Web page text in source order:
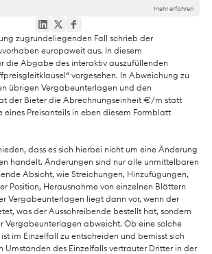
Mehr erfahren
zugrundeliegenden Fall schrieb der
europaweit aus. In diesem
die Abgabe des interaktiv auszufüllenden
vorgesehen. In Abweichung zu
übrigen Vergabeunterlagen und den
der Bieter die Abrechnungseinheit €/m statt
Preisanteils in eben diesem Formblatt
dass es sich hierbei nicht um eine Änderung
handelt. Änderungen sind nur alle unmittelbaren
Absicht, wie Streichungen, Hinzufügungen,
Position, Herausnahme von einzelnen Blättern
Vergabeunterlagen liegt dann vor, wenn der
was der Ausschreibende bestellt hat, sondern
Vergabeunterlagen abweicht. Ob eine solche
im Einzelfall zu entscheiden und bemisst sich
Umständen des Einzelfalls vertrauter Dritter in der